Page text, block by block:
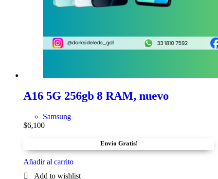
A16 5G 256gb 8 RAM, nuevo
Samsung
$6,100
Envio Gratis!
Añadir al carrito